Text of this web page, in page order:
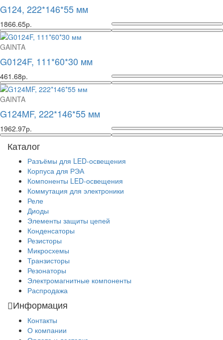
G124, 222*146*55 мм
1866.65р.
GAINTA
G0124F, 111*60*30 мм
461.68р.
GAINTA
G124MF, 222*146*55 мм
1962.97р.
Каталог
Разъёмы для LED-освещения
Корпуса для РЭА
Компоненты LED-освещения
Коммутация для электроники
Реле
Диоды
Элементы защиты цепей
Конденсаторы
Резисторы
Микросхемы
Транзисторы
Резонаторы
Электромагнитные компоненты
Распродажа
Информация
Контакты
О компании